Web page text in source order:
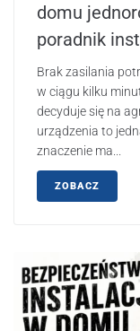
domu
poradnik
Brak zasilania
w ciągu kilku
decyduje się na
urządzenia to
znaczenie ma...
ZOBACZ